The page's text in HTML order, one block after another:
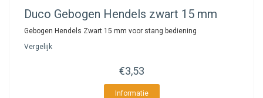
Duco Gebogen Hendels zwart 15 mm
Gebogen Hendels Zwart 15 mm voor stang bediening
Vergelijk
€3,53
Informatie